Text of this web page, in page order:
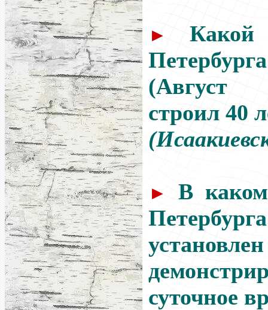
►
(Август
строил 40
►
В
суточное